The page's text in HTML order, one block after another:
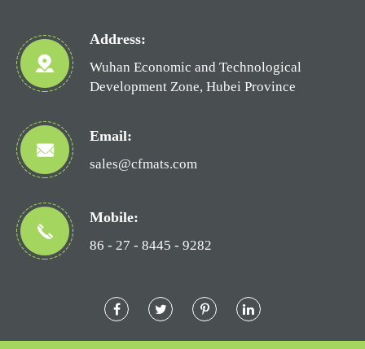
Address:
Wuhan Economic and Technological
Development Zone, Hubei Province
Email:
sales@cfmats.com
Mobile:
86 - 27 - 8445 - 9282